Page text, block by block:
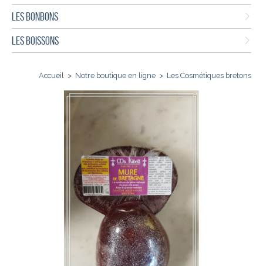
LES BONBONS
LES BOISSONS
Accueil > Notre boutique en ligne > Les Cosmétiques bretons